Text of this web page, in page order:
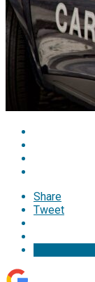
Share
Tweet